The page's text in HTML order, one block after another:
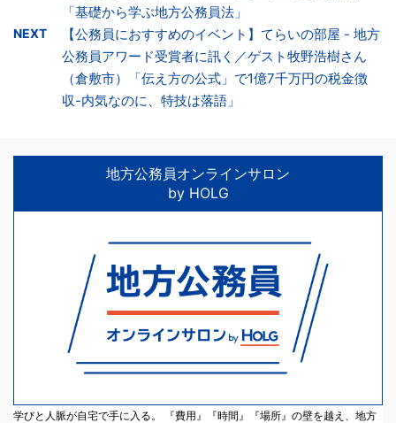
「基礎から学ぶ地方公務員法」
NEXT
【公務員におすすめのイベント】てらいの部屋 - 地方
公務員アワード受賞者に訊く／ゲスト牧野浩樹さん
（倉敷市）「伝え方の公式」で1億7千万円の税金徴
収-内気なのに、特技は落語」
地方公務員オンラインサロン
by HOLG
学びと人脈が自宅で手に入る。 『費用』『時間』『場所』の壁を越え、地方